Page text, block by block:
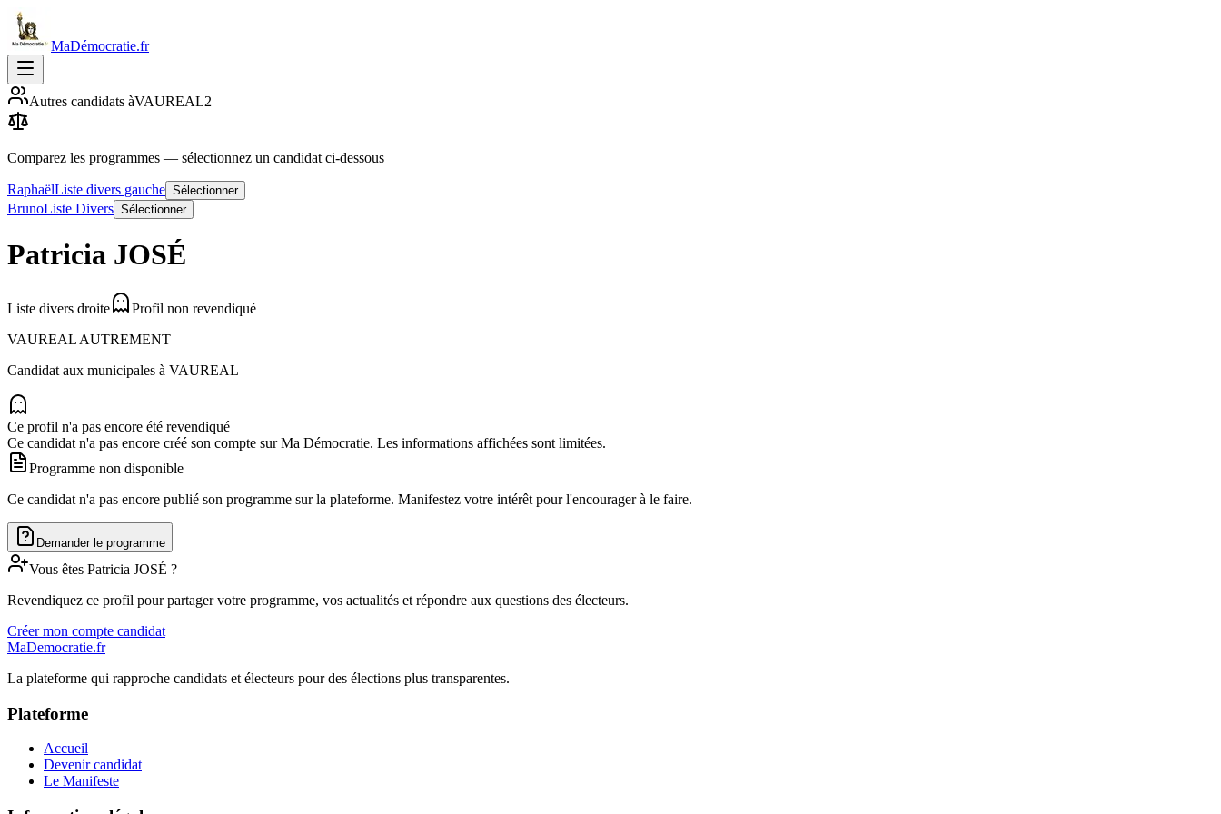
MaDémocratie.fr
Autres candidats àVAUREAL2
Comparez les programmes — sélectionnez un candidat ci-dessous
RaphaëlListe divers gauche Sélectionner
BrunoListe Divers Sélectionner
Patricia JOSÉ
Liste divers droite
Profil non revendiqué
VAUREAL AUTREMENT
Candidat aux municipales à VAUREAL
Ce profil n'a pas encore été revendiqué
Ce candidat n'a pas encore créé son compte sur Ma Démocratie. Les informations affichées sont limitées.
Programme non disponible
Ce candidat n'a pas encore publié son programme sur la plateforme. Manifestez votre intérêt pour l'encourager à le faire.
Demander le programme
Vous êtes Patricia JOSÉ ?
Revendiquez ce profil pour partager votre programme, vos actualités et répondre aux questions des électeurs.
Créer mon compte candidat
MaDemocratie.fr
La plateforme qui rapproche candidats et électeurs pour des élections plus transparentes.
Plateforme
Accueil
Devenir candidat
Le Manifeste